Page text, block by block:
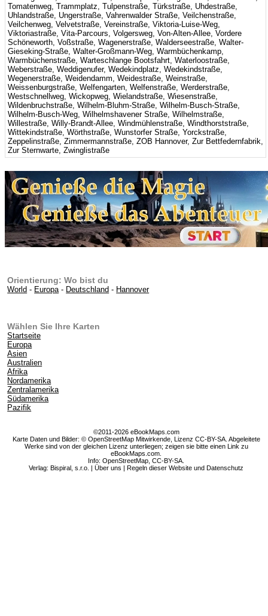
Tomatenweg, Trammplatz, Tulpenstraße, Türkstraße, Uhdestraße,
Uhlandstraße, Ungerstraße, Vahrenwalder Straße, Veilchenstraße,
Veilchenweg, Velvetstraße, Vereinstraße, Viktoria-Luise-Weg,
Viktoriastraße, Vita-Parcours, Volgersweg, Von-Alten-Allee, Vordere
Schöneworth, Voßstraße, Wagenerstraße, Walderseestraße, Walter-
Gieseking-Straße, Walter-Großmann-Weg, Warmbüchenkamp,
Warmbüchenstraße, Warteschlange Bootsfahrt, Waterloostraße,
Weberstraße, Weddigenufer, Wedekindplatz, Wedekindstraße,
Wegenerstraße, Weidendamm, Weidestraße, Weinstraße,
Weissenburgstraße, Welfengarten, Welfenstraße, Werderstraße,
Westschnellweg, Wickopweg, Wielandstraße, Wiesenstraße,
Wildenbruchstraße, Wilhelm-Bluhm-Straße, Wilhelm-Busch-Straße,
Wilhelm-Busch-Weg, Wilhelmshavener Straße, Wilhelmstraße,
Willestraße, Willy-Brandt-Allee, Windmühlenstraße, Windthorststraße,
Wittekindstraße, Wörthstraße, Wunstorfer Straße, Yorckstraße,
Zeppelinstraße, Zimmermannstraße, ZOB Hannover, Zur Bettfedernfabrik,
Zur Sternwarte, Zwinglistraße
Orientierung: Wo bist du
World - Europa- Deutschland - Hannover
Wählen Sie Ihre Karten
Startseite
Europa
Asien
Australien
Afrika
Nordamerika
Zentralamerika
Südamerika
Pazifik
©2011-2026 eBookMaps.com
Karte Daten und Bilder: © OpenStreetMap Mitwirkende, Lizenz CC-BY-SA. Abgeleitete
Werke sind von der gleichen Lizenz unterliegen; zeigen sie bitte einen Link zu
eBookMaps.com.
Info:OpenStreetMap ,CC-BY-SA
Verlag: Bispiral, s.r.o. |Über uns |Regeln dieser Website und Datenschutz